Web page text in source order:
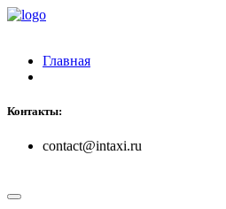
Главная
Контакты:
contact@intaxi.ru